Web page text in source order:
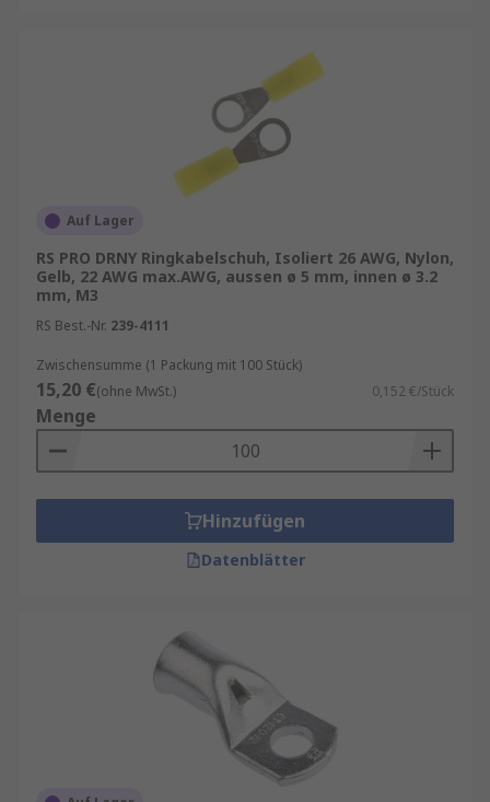
Auf Lager
RS PRO DRNY Ringkabelschuh, Isoliert 26 AWG, Nylon,
Gelb, 22 AWG max.AWG, aussen ø 5 mm, innen ø 3.2
mm, M3
RS Best.-Nr. 239-4111
Zwischensumme (1 Packung mit 100 Stück)
15,20 €(ohne MwSt.) 0,152 €/Stück
Menge
Hinzufügen
Datenblätter